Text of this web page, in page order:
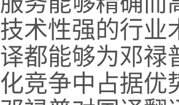
技术性强的行业
译都能够为邓禄
化竞争中占据优